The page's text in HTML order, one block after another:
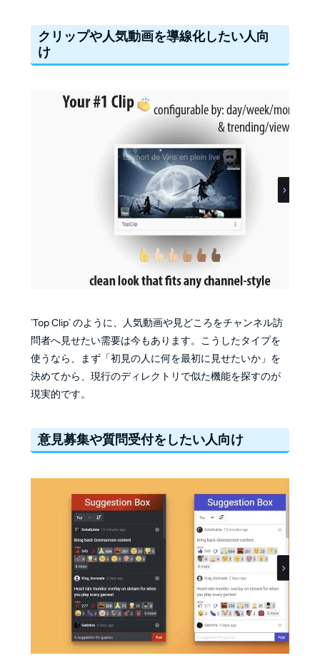
クリップや人気動画を導線化したい人向
け
`Top Clip` のように、人気動画や見どころをチャンネル訪
問者へ見せたい需要は今もあります。こうしたタイプを
使うなら、まず「初見の人に何を最初に見せたいか」を
決めてから、現行のディレクトリで似た機能を探すのが
現実的です。
意見募集や質問受付をしたい人向け